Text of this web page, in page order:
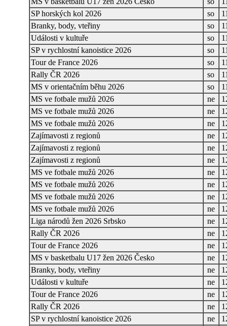
SP horských kol 2026
so
Branky, body, vteřiny
so
Události v kultuře
so
SP v rychlostní kanoistice 2026
so
Tour de France 2026
so
Rally ČR 2026
so
MS v orientačním běhu 2026
so
MS ve fotbale mužů 2026
ne
MS ve fotbale mužů 2026
ne
MS ve fotbale mužů 2026
ne
Zajímavosti z regionů
ne
Zajímavosti z regionů
ne
Zajímavosti z regionů
ne
MS ve fotbale mužů 2026
ne
MS ve fotbale mužů 2026
ne
MS ve fotbale mužů 2026
ne
MS ve fotbale mužů 2026
ne
Liga národů žen 2026 Srbsko
ne
Rally ČR 2026
ne
Tour de France 2026
ne
MS v basketbalu U17 žen 2026 Česko
ne
Branky, body, vteřiny
ne
Události v kultuře
ne
Tour de France 2026
ne
Rally ČR 2026
ne
SP v rychlostní kanoistice 2026
ne